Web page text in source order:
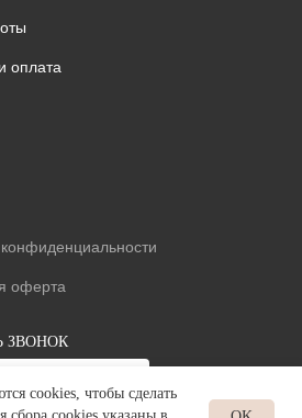
оферта
оплата
ЗВОНОК
cookies, чтобы сделать